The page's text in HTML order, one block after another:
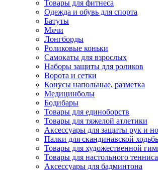
Товары для фитнеса
Одежда и обувь для спорта
Батуты
Мячи
Лонгборды
Роликовые коньки
Самокаты для взрослых
Наборы защиты для роликов
Ворота и сетки
Конусы напольные, разметка
Медицинболы
Бодибары
Товары для единоборств
Товары для тяжелой атлетики
Аксессуары для защиты рук и
Палки для скандинавской
Товары для художественной
Товары для настольного тенниса
Аксессуары для бадминтона